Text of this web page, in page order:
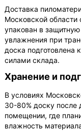
Доставка
Московской области
упакован в
увлажнения при
доска подготовлена
силами склада.
Хранение и
В условиях
30-80% доску после
помещении, где
влажность